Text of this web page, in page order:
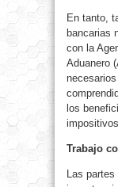
En tanto,
bancarias
con la
Aduanero
los
Trabajo
Las